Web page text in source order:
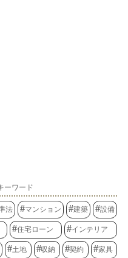
ーワード
法 マンション 建築 設備
住宅ローン インテリア
土地 収納 契約 家具